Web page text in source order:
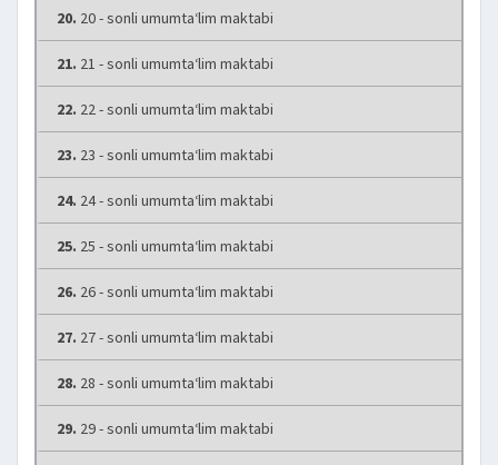
20. 20 - sonli umumta‘lim maktabi
21. 21 - sonli umumta‘lim maktabi
22. 22 - sonli umumta‘lim maktabi
23. 23 - sonli umumta‘lim maktabi
24. 24 - sonli umumta‘lim maktabi
25. 25 - sonli umumta‘lim maktabi
26. 26 - sonli umumta‘lim maktabi
27. 27 - sonli umumta‘lim maktabi
28. 28 - sonli umumta‘lim maktabi
29. 29 - sonli umumta‘lim maktabi